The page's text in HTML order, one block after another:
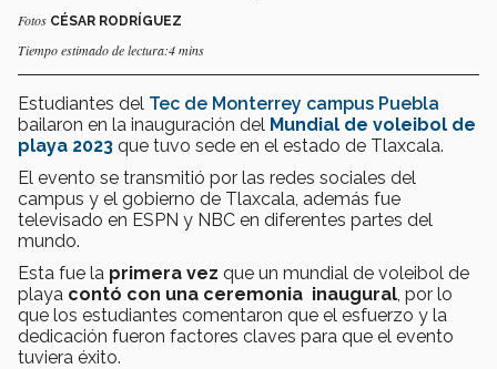
Fotos CÉSAR RODRÍGUEZ
Tiempo estimado de lectura:4 mins
Estudiantes del Tec de Monterrey campus Puebla
bailaron en la inauguración del Mundial de voleibol de
playa 2023 que tuvo sede en el estado de Tlaxcala.
El evento se transmitió por las redes sociales del
campus y el gobierno de Tlaxcala, además fue
televisado en ESPN y NBC en diferentes partes del
mundo.
Esta fue la primera vez que un mundial de voleibol de
playa contó con una ceremonia inaugural , por lo
que los estudiantes comentaron que el esfuerzo y la
dedicación fueron factores claves para que el evento
tuviera éxito.